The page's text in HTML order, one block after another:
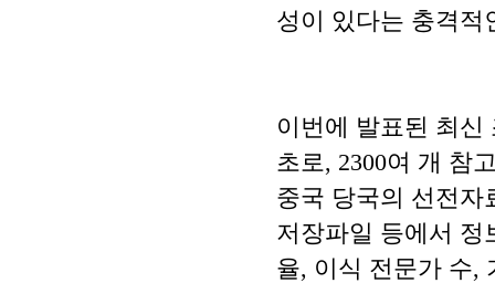
성이 있다는 충격적
이번에 발표된 최
초로, 2300여 개 참
중국 당국의 선전자
저장파일 등에서 정
율, 이식 전문가 수,